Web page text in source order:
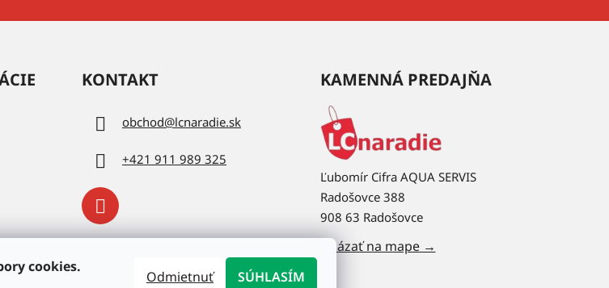
cookies.
Odmietnuť SÚHLASÍM
KONTAKT
obchod@lcnaradie.sk
+421 911 989 325
KAMENNÁ PREDAJŇA
Ľubomír Cifra AQUA SERVIS
Radošovce 388
908 63 Radošovce
Ukázať na mape →